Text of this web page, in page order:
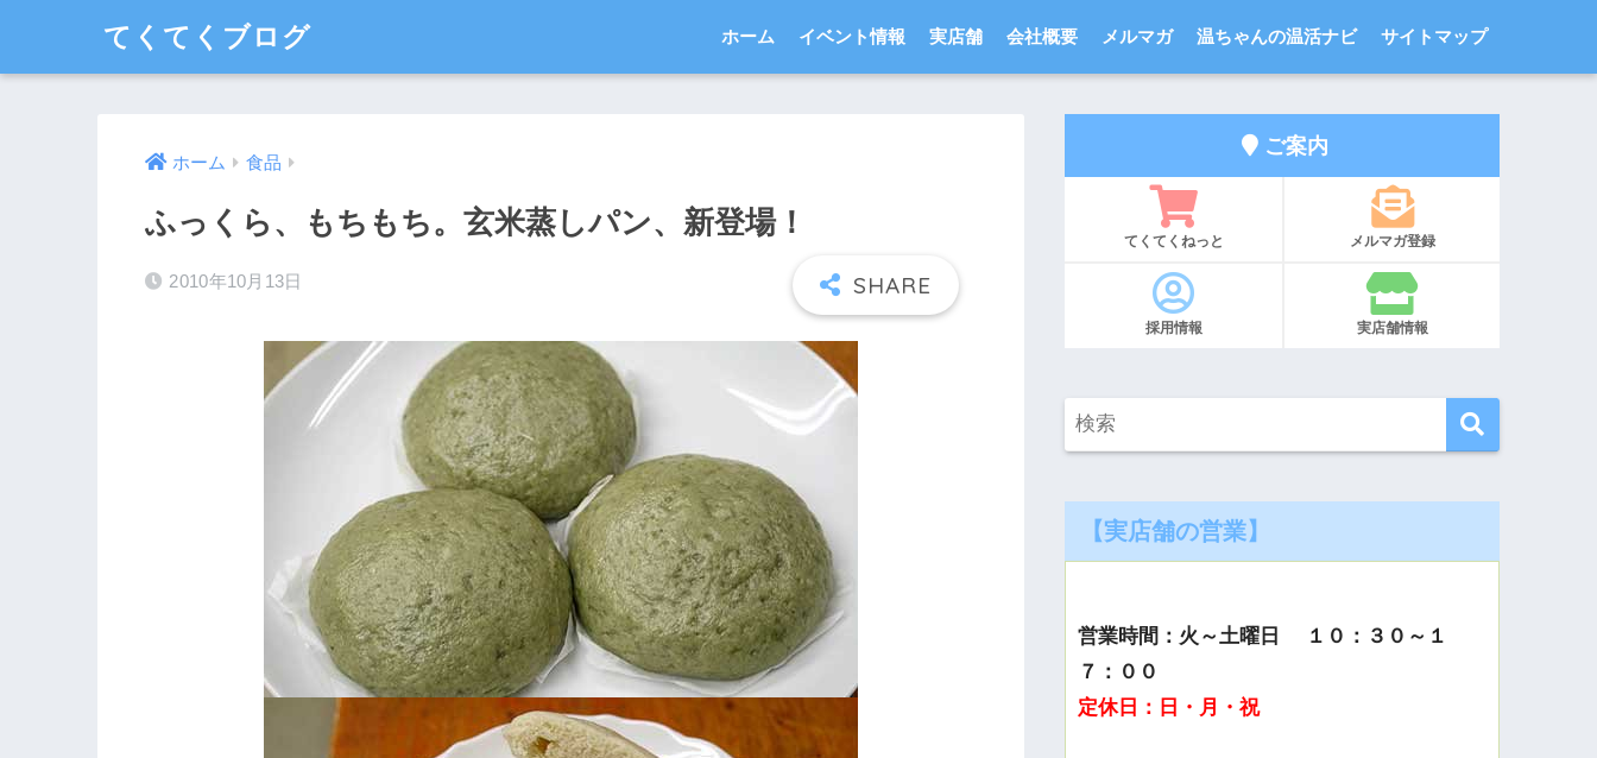
てくてくブログ ホーム イベント情報 実店舗 会社概要 メルマガ 温ちゃんの温活ナビ サイトマップ
ホーム 食品
ふっくら、もちもち。玄米蒸しパン、新登場！
2010年10月13日
ご案内
てくてくねっと メルマガ登録
採用情報 実店舗情報
【実店舗の営業】
営業時間：火～土曜日 １０：３０～１
７：００
定休日：日・月・祝